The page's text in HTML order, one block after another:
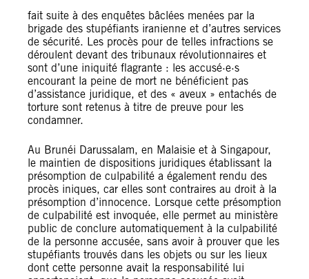
fait suite à des enquêtes bâclées menées par la
brigade des stupéfiants iranienne et d’autres services
de sécurité. Les procès pour de telles infractions se
déroulent devant des tribunaux révolutionnaires et
sont d’une iniquité flagrante : les accusé·e·s
encourant la peine de mort ne bénéficient pas
d’assistance juridique, et des « aveux » entachés de
torture sont retenus à titre de preuve pour les
condamner.
Au Brunéi Darussalam, en Malaisie et à Singapour,
le maintien de dispositions juridiques établissant la
présomption de culpabilité a également rendu des
procès iniques, car elles sont contraires au droit à la
présomption d’innocence. Lorsque cette présomption
de culpabilité est invoquée, elle permet au ministère
public de conclure automatiquement à la culpabilité
de la personne accusée, sans avoir à prouver que les
stupéfiants trouvés dans les objets ou sur les lieux
dont cette personne avait la responsabilité lui